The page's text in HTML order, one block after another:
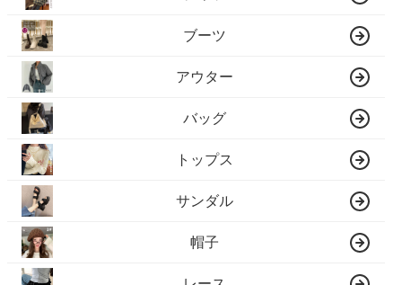
ブーツ
アウター
バッグ
トップス
サンダル
帽子